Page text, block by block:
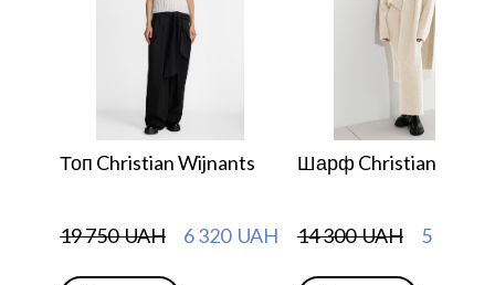
Топ Christian Wijnants
19 750  UAH 6 320  UAH
Шарф Christian
14 300  UAH 5 720